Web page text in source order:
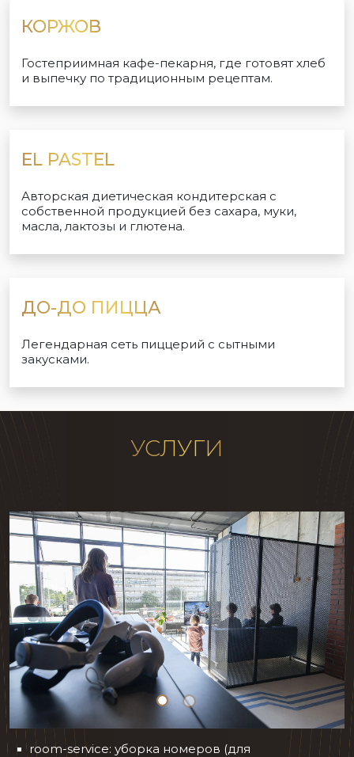
КОРЖОВ
Гостеприимная кафе-пекарня, где готовят хлеб
и выпечку по традиционным рецептам.
EL PASTEL
Авторская диетическая кондитерская с
собственной продукцией без сахара, муки,
масла, лактозы и глютена.
ДО-ДО ПИЦЦА
Легендарная сеть пиццерий с сытными
закусками.
УСЛУГИ
room-service: уборка номеров (для